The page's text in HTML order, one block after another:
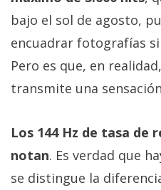
bajo el sol de agosto,
encuadrar fotografías
Pero es que, en
transmite una
Los 144 Hz de tasa de
notan. Es verdad que
se distingue la